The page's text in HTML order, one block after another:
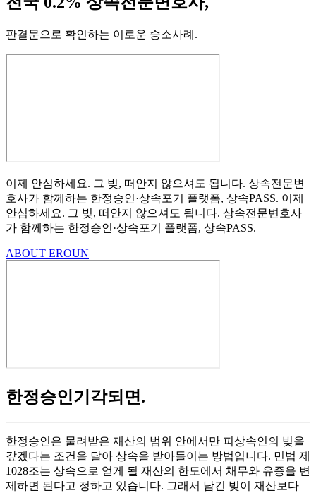
판결문으로 확인하는 이로운 승소사례 .
이제 안심하세요. 그 빚, 떠안지 않으셔도 됩니다. 상속전문변
호사가 함께하는 한정승인·상속포기 플랫폼, 상속PASS. 이제
안심하세요. 그 빚, 떠안지 않으셔도 됩니다. 상속전문변호사
가 함께하는 한정승인·상속포기 플랫폼, 상속PASS.
ABOUT EROUN
한정승인기각되면.
한정승인은 물려받은 재산의 범위 안에서만 피상속인의 빚을
갚겠다는 조건을 달아 상속을 받아들이는 방법입니다. 민법 제
1028조는 상속으로 얻게 될 재산의 한도에서 채무와 유증을 변
제하면 된다고 정하고 있습니다. 그래서 남긴 빚이 재산보다